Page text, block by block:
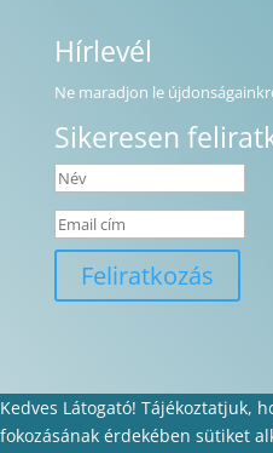
Hírlevél
Ne maradjon le
Sikeresen
Feliratkozás
Kedves Látogató! Tájékoztatjuk,
fokozásának érdekében sütiket